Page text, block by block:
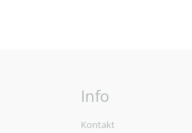
Info
Kontakt